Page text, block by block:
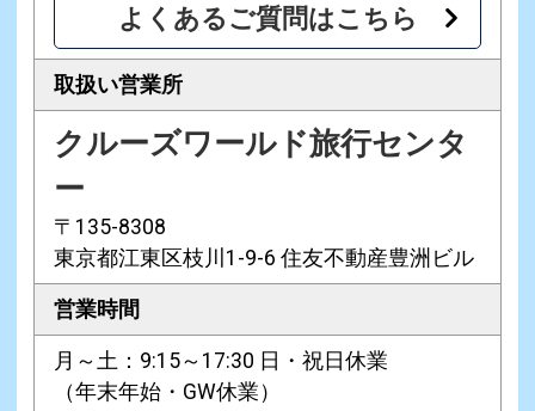
よくあるご質問はこちら
取扱い営業所
クルーズワールド旅行センタ
ー
〒135-8308
東京都江東区枝川1-9-6 住友不動産豊洲ビル
営業時間
月～土：9:15～17:30 日・祝日休業
（年末年始・GW休業）